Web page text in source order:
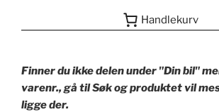
Handlekurv
Finner du ikke delen under "Din bil"
varenr., gå til Søk og produktet vil
ligge der.